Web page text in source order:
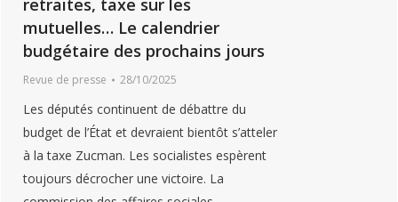
mutuelles… Le calendrier
budgétaire des prochains jours
Revue de presse 28/10/2025
Les députés continuent de débattre du
budget de l’État et devraient bientôt s’atteler
à la taxe Zucman. Les socialistes espèrent
toujours décrocher une victoire. La